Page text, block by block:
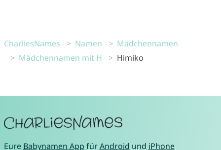
CharliesNames Namen
Mädchennamen
Mädchennamen mit H
Himiko
Eure Babynamen App fürAndroid und iPhone